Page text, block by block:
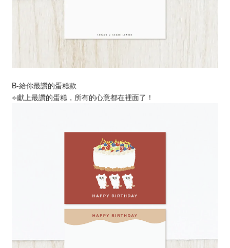
B-給你最讚的蛋糕款
⟣獻上最讚的蛋糕，所有的心意都在裡面了！